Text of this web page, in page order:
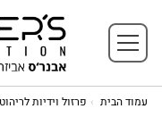
עמוד הבית פרזול וידיות לריהוט